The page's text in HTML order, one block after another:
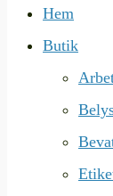
Hem
Butik